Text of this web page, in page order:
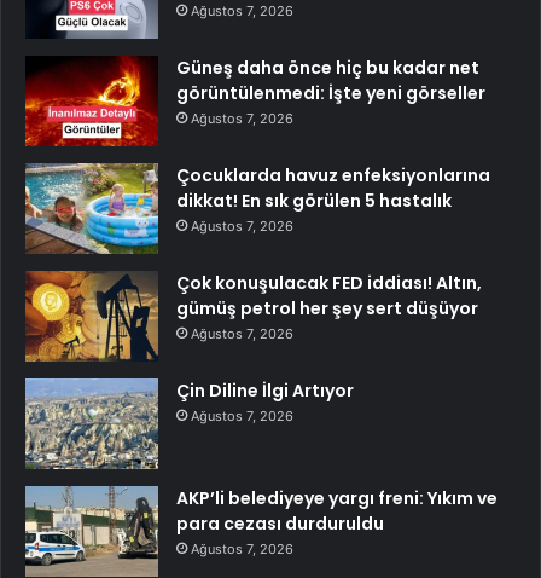
Ağustos 7, 2026
Güneş daha önce hiç bu kadar net
görüntülenmedi: İşte yeni görseller
Ağustos 7, 2026
Çocuklarda havuz enfeksiyonlarına
dikkat! En sık görülen 5 hastalık
Ağustos 7, 2026
Çok konuşulacak FED iddiası! Altın,
gümüş petrol her şey sert düşüyor
Ağustos 7, 2026
Çin Diline İlgi Artıyor
Ağustos 7, 2026
AKP’li belediyeye yargı freni: Yıkım ve
para cezası durduruldu
Ağustos 7, 2026